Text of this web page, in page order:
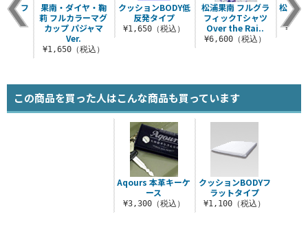
クッションBODY低
反発タイプ
¥1,650（税込）
松浦果南 フルグラ
フィックTシャツ
Over the Rai..
¥6,600（税込）
松浦果
フ
プ
込）
果南・ダイヤ・鞠
莉 フルカラーマグ
カップ パジャマ
Ver.
¥1,650（税込）
この商品を買った人はこんな商品も買っています
Aqours 本革キーケ
ース
¥3,300（税込）
クッションBODYフ
ラットタイプ
¥1,100（税込）